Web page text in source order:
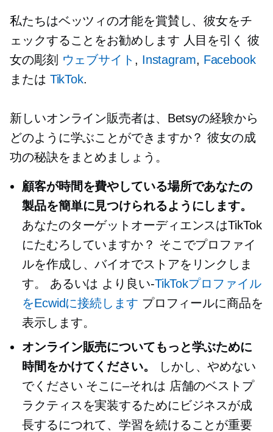
私たちはベッツィの才能を賞賛し、彼女をチ
ェックすることをお勧めします 人目を引く 彼
女の彫刻 ウェブサイト , Instagram, Facebook
または TikTok.
新しいオンライン販売者は、Betsyの経験から
どのように学ぶことができますか？ 彼女の成
功の秘訣をまとめましょう。
顧客が時間を費やしている場所であなたの
製品を簡単に見つけられるようにします。
あなたのターゲットオーディエンスはTikTok
にたむろしていますか？ そこでプロファイ
ルを作成し、バイオでストアをリンクしま
す。 あるいは より良い-TikTokプロファイル
をEcwidに接続します プロフィールに商品を
表示します。
オンライン販売についてもっと学ぶために
時間をかけてください。
しかし、やめない
でください そこに–それは 店舗のベストプ
ラクティスを実装するためにビジネスが成
長するにつれて、学習を続けることが重要